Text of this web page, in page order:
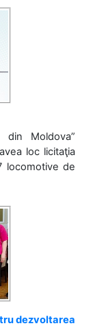
din Moldova”
loc licitaţia
locomotive de
dezvoltarea